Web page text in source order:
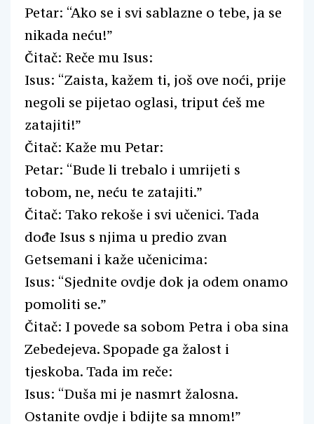
Petar: “Ako se i svi sablazne o tebe, ja se
nikada neću!”
Čitač: Reče mu Isus:
Isus: “Zaista, kažem ti, još ove noći, prije
negoli se pijetao oglasi, triput ćeš me
zatajiti!”
Čitač: Kaže mu Petar:
Petar: “Bude li trebalo i umrijeti s
tobom, ne, neću te zatajiti.”
Čitač: Tako rekoše i svi učenici. Tada
dođe Isus s njima u predio zvan
Getsemani i kaže učenicima:
Isus: “Sjednite ovdje dok ja odem onamo
pomoliti se.”
Čitač: I povede sa sobom Petra i oba sina
Zebedejeva. Spopade ga žalost i
tjeskoba. Tada im reče:
Isus: “Duša mi je nasmrt žalosna.
Ostanite ovdje i bdijte sa mnom!”